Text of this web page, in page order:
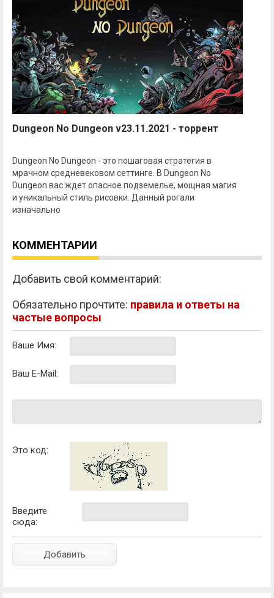
Dungeon No Dungeon v23.11.2021 - торрент
Dungeon No Dungeon - это пошаговая стратегия в
мрачном средневековом сеттинге. В Dungeon No
Dungeon вас ждет опасное подземелье, мощная магия
и уникальный стиль рисовки. Данный рогали
изначально
КОММЕНТАРИИ
Добавить свой комментарий:
Обязательно прочтите: правила и ответы на
частые вопросы
Ваше Имя:
Ваш E-Mail:
Это код:
Введите
сюда: